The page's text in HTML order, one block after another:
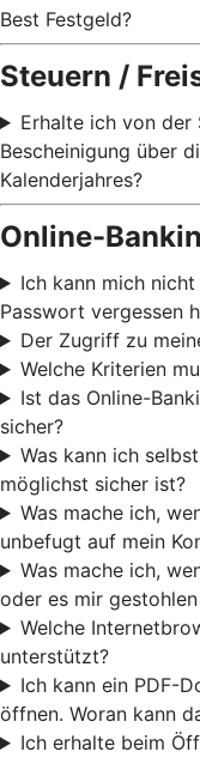
Best Festgeld?
Steuern /
Erhalte ich von der
Bescheinigung über
Kalenderjahres?
Online-
Ich kann mich
Passwort vergessen
Der Zugriff zu
Welche Kriterien
Ist das Online-
sicher?
Was kann ich
möglichst sicher ist?
Was mache ich,
unbefugt auf mein
Was mache ich,
oder es mir
Welche
unterstützt?
Ich kann ein PDF-
öffnen. Woran kann
Ich erhalte beim